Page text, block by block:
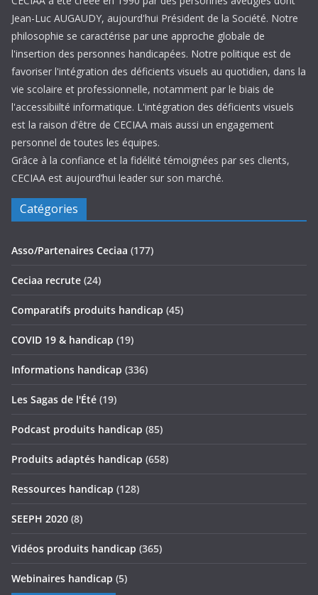
Jean-Luc AUGAUDY, aujourd'hui Président de la Société. Notre
philosophie se caractérise par une approche globale de
l'insertion des personnes handicapées. Notre politique est de
favoriser l'intégration des déficients visuels au quotidien, dans la
vie scolaire et professionnelle, notamment par le biais de
l'accessibiilté informatique. L'intégration des déficients visuels
est la raison d'être de CECIAA mais aussi un engagement
personnel de toutes les équipes.
Grâce à la confiance et la fidélité témoignées par ses clients,
CECIAA est aujourd’hui leader sur son marché.
Catégories
Asso/Partenaires Ceciaa (177)
Ceciaa recrute (24)
Comparatifs produits handicap (45)
COVID 19 & handicap (19)
Informations handicap (336)
Les Sagas de l'Été (19)
Podcast produits handicap (85)
Produits adaptés handicap (658)
Ressources handicap (128)
SEEPH 2020 (8)
Vidéos produits handicap (365)
Webinaires handicap (5)